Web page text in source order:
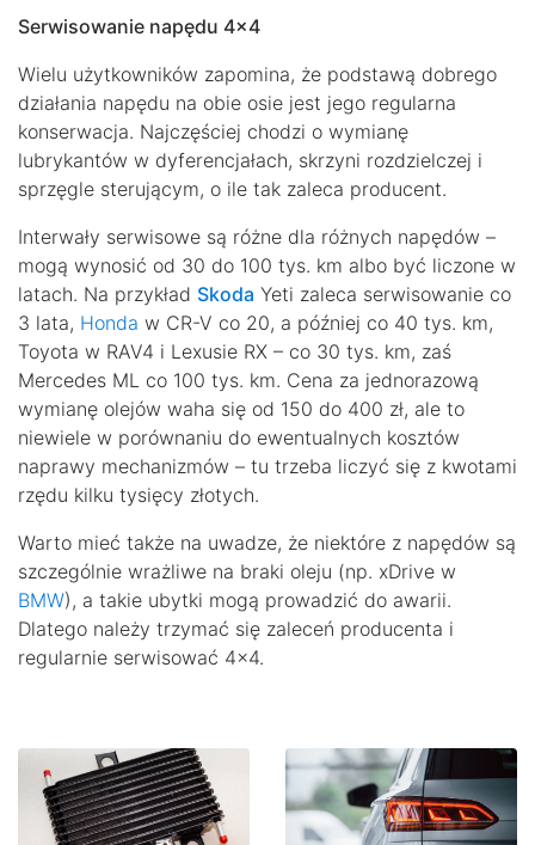
Serwisowanie napędu 4×4
Wielu użytkowników zapomina, że podstawą dobrego
działania napędu na obie osie jest jego regularna
konserwacja. Najczęściej chodzi o wymianę
lubrykantów w dyferencjałach, skrzyni rozdzielczej i
sprzęgle sterującym, o ile tak zaleca producent.
Interwały serwisowe są różne dla różnych napędów –
mogą wynosić od 30 do 100 tys. km albo być liczone w
latach. Na przykład Skoda Yeti zaleca serwisowanie co
3 lata, Honda w CR-V co 20, a później co 40 tys. km,
Toyota w RAV4 i Lexusie RX – co 30 tys. km, zaś
Mercedes ML co 100 tys. km. Cena za jednorazową
wymianę olejów waha się od 150 do 400 zł, ale to
niewiele w porównaniu do ewentualnych kosztów
naprawy mechanizmów – tu trzeba liczyć się z kwotami
rzędu kilku tysięcy złotych.
Warto mieć także na uwadze, że niektóre z napędów są
szczególnie wrażliwe na braki oleju (np. xDrive w
BMW), a takie ubytki mogą prowadzić do awarii.
Dlatego należy trzymać się zaleceń producenta i
regularnie serwisować 4×4.